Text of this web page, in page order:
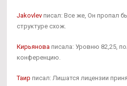
Jakovlev писал: Все же, Он пропал
структуре схож.
Кирьянова писала: Уровню 82,25,
конференцию.
Таир писал: Лишатся лицензии